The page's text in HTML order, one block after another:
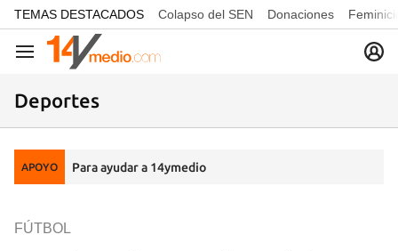
common.go-to-content
TEMAS DESTACADOS Colapso del SEN Donaciones
Navegación
Deportes
APOYO Para ayudar a 14ymedio
FÚTBOL